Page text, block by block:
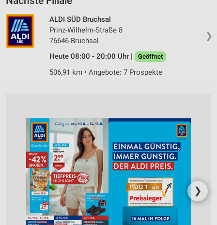
❯
ALDI SÜD Bruchsal
Prinz-Wilhelm-Straße 8
76646 Bruchsal
Heute 08:00 - 20:00 Uhr |
Geöffnet
506,91 km • Angebote: 7 Prospekte
❯